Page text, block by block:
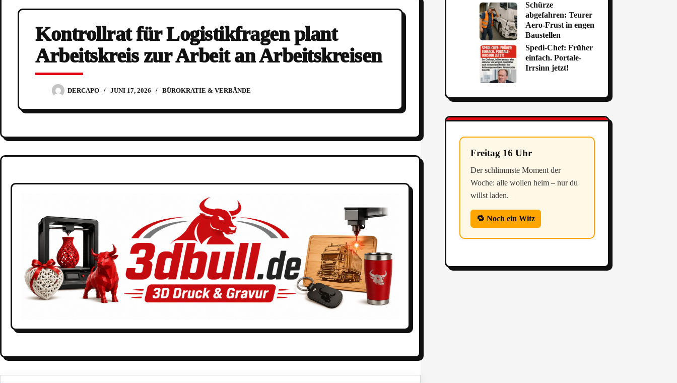
Kontrollrat für Logistikfragen plant
Arbeitskreis zur Arbeit an Arbeitskreisen
DERCAPO JUNI 17, 2026 BÜROKRATIE & VERBÄNDE
Schürze
abgefahren: Teurer
Aero-Frust in engen
Baustellen
Spedi-Chef: Früher
einfach. Portale-
Irrsinn jetzt!
Freitag 16 Uhr
Der schlimmste Moment der
Woche: alle wollen heim – nur du
willst laden.
🔁 Noch ein Witz